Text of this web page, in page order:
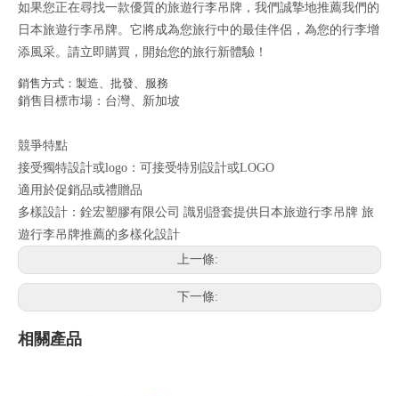
如果您正在尋找一款優質的旅遊行李吊牌，我們誠摯地推薦我們的
日本旅遊行李吊牌。它將成為您旅行中的最佳伴侶，為您的行李增
添風采。請立即購買，開始您的旅行新體驗！
銷售方式：製造、批發、服務
銷售目標市場：台灣、新加坡
競爭特點
接受獨特設計或logo：可接受特別設計或LOGO
適用於促銷品或禮贈品
多樣設計：銓宏塑膠有限公司 識別證套提供日本旅遊行李吊牌 旅
遊行李吊牌推薦的多樣化設計
上一條:
下一條:
相關產品